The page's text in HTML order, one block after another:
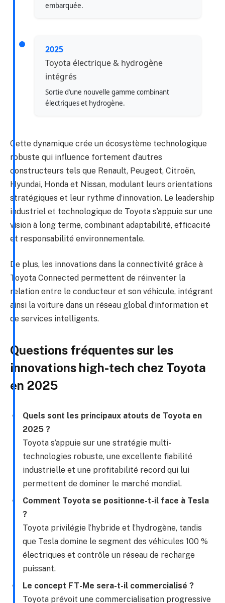
embarquée.
2025
Toyota électrique & hydrogène
intégrés
Sortie d’une nouvelle gamme combinant
électriques et hydrogène.
Cette dynamique crée un écosystème technologique
robuste qui influence fortement d’autres
constructeurs tels que Renault, Peugeot, Citroën,
Hyundai, Honda et Nissan, modulant leurs orientations
stratégiques et leur rythme d’innovation. Le leadership
industriel et technologique de Toyota s’appuie sur une
vision à long terme, combinant adaptabilité, efficacité
et responsabilité environnementale.
De plus, les innovations dans la connectivité grâce à
Toyota Connected permettent de réinventer la
relation entre le conducteur et son véhicule, intégrant
ainsi la voiture dans un réseau global d’information et
de services intelligents.
Questions fréquentes sur les
innovations high-tech chez Toyota
en 2025
Quels sont les principaux atouts de Toyota en
2025 ?
Toyota s’appuie sur une stratégie multi-
technologies robuste, une excellente fiabilité
industrielle et une profitabilité record qui lui
permettent de dominer le marché mondial.
Comment Toyota se positionne-t-il face à Tesla
?
Toyota privilégie l’hybride et l’hydrogène, tandis
que Tesla domine le segment des véhicules 100 %
électriques et contrôle un réseau de recharge
puissant.
Le concept FT-Me sera-t-il commercialisé ?
Toyota prévoit une commercialisation progressive